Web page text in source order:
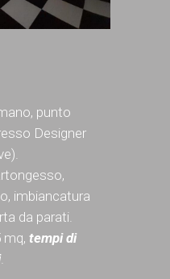
punto
Designer
imbiancatura
da parati.
mq, tempi di
.